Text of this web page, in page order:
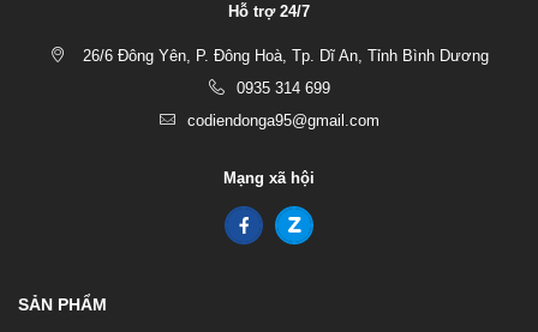
Hỗ trợ 24/7
26/6 Đông Yên, P. Đông Hoà, Tp. Dĩ An, Tỉnh Bình Dương
0935 314 699
codiendonga95@gmail.com
Mạng xã hội
SẢN PHẨM